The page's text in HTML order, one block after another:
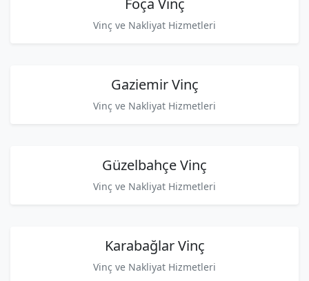
Vinç ve Nakliyat Hizmetleri
Gaziemir Vinç
Vinç ve Nakliyat Hizmetleri
Güzelbahçe Vinç
Vinç ve Nakliyat Hizmetleri
Karabağlar Vinç
Vinç ve Nakliyat Hizmetleri